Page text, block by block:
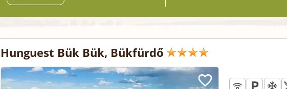
Hunguest Bük Bük, Bükfürdő